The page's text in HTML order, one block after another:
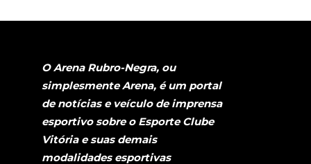
O Arena Rubro-Negra, ou
simplesmente Arena, é um portal
de notícias e veículo de imprensa
esportivo sobre o Esporte Clube
Vitória e suas demais
modalidades esportivas